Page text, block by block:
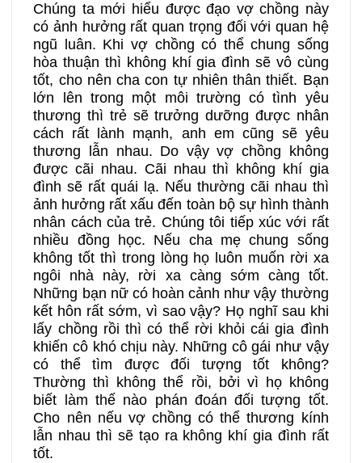
Chúng ta mới hiểu được đạo vợ chồng này
có ảnh hưởng rất quan trọng đối với quan hệ
ngũ luân. Khi vợ chồng có thể chung sống
hòa thuận thì không khí gia đình sẽ vô cùng
tốt, cho nên cha con tự nhiên thân thiết. Bạn
lớn lên trong một môi trường có tình yêu
thương thì trẻ sẽ trưởng dưỡng được nhân
cách rất lành mạnh, anh em cũng sẽ yêu
thương lẫn nhau. Do vậy vợ chồng không
được cãi nhau. Cãi nhau thì không khí gia
đình sẽ rất quái lạ. Nếu thường cãi nhau thì
ảnh hưởng rất xấu đến toàn bộ sự hình thành
nhân cách của trẻ. Chúng tôi tiếp xúc với rất
nhiều đồng học. Nếu cha mẹ chung sống
không tốt thì trong lòng họ luôn muốn rời xa
ngôi nhà này, rời xa càng sớm càng tốt.
Những bạn nữ có hoàn cảnh như vậy thường
kết hôn rất sớm, vì sao vậy? Họ nghĩ sau khi
lấy chồng rồi thì có thể rời khỏi cái gia đình
khiến cô khó chịu này. Những cô gái như vậy
có thể tìm được đối tượng tốt không?
Thường thì không thể rồi, bởi vì họ không
biết làm thế nào phán đoán đối tượng tốt.
Cho nên nếu vợ chồng có thể thương kính
lẫn nhau thì sẽ tạo ra không khí gia đình rất
tốt.